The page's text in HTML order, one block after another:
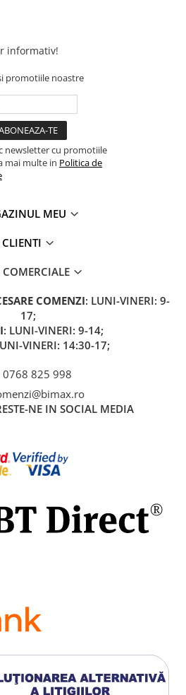
informativ!
promotiile noastre
newsletter cu promotiile
mai multe in Politica de
MEU
CLIENTI
COMERCIALE
COMENZI: LUNI-VINERI: 9-
17;
: LUNI-VINERI: 9-14;
VINERI: 14:30-17;
0768 825 998
NE IN SOCIAL MEDIA